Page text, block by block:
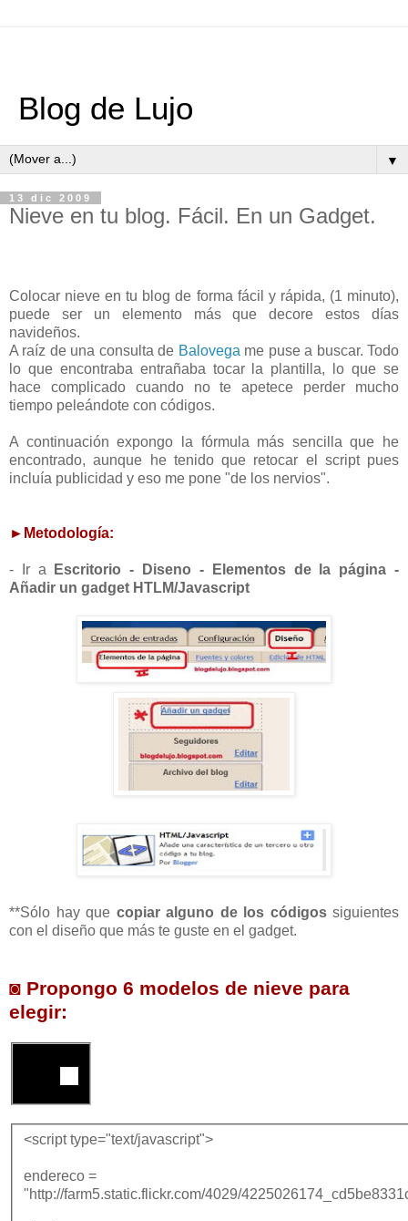
Blog de Lujo
▼
13 dic 2009
Nieve en tu blog. Fácil. En un Gadget.
Colocar nieve en tu blog de forma fácil y rápida, (1 minuto),
puede ser un elemento más que decore estos días
navideños.
A raíz de una consulta de Balovega me puse a buscar. Todo
lo que encontraba entrañaba tocar la plantilla, lo que se
hace complicado cuando no te apetece perder mucho
tiempo peleándote con códigos.
A continuación expongo la fórmula más sencilla que he
encontrado, aunque he tenido que retocar el script pues
incluía publicidad y eso me pone "de los nervios".
►Metodología:
- Ir a Escritorio - Diseno - Elementos de la página -
Añadir un gadget HTLM/Javascript
**Sólo hay que copiar alguno de los códigossiguientes
con el diseño que más te guste en el gadget.
◙ Propongo 6 modelos de nieve para
elegir:
<script type="text/javascript">
endereco =
"http://farm5.static.flickr.com/4029/